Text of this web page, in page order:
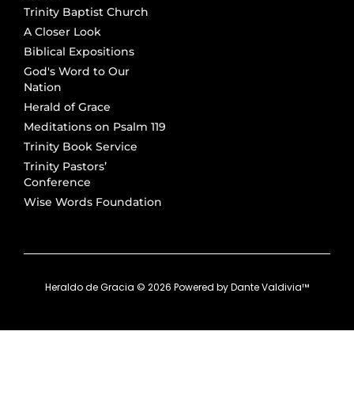
Trinity Baptist Church
A Closer Look
Biblical Expositions
God's Word to Our
Nation
Herald of Grace
Meditations on Psalm 119
Trinity Book Service
Trinity Pastors’
Conference
Wise Words Foundation
Heraldo de Gracia © 2026 Powered byDante Valdivia™